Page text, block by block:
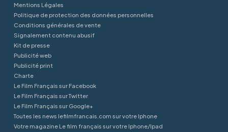
Mentions Légales
Politique de protection des données personnelles
Conditions générales de vente
Signalement contenu abusif
Kit de presse
Publicité web
Publicité print
Charte
Le Film Français sur Facebook
Le Film Français sur Twitter
Le Film Français sur Google+
Toutes les news lefilmfrancais.com sur votre Iphone
Votre magazine Le film français sur votre Iphone/Ipad